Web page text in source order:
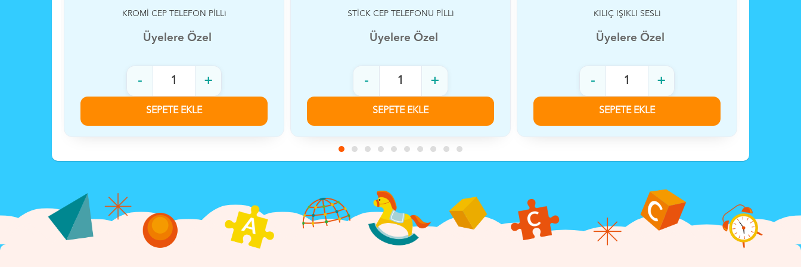
KROMİ CEP TELEFON PİLLİ
Üyelere Özel
- +
SEPETE EKLE
STİCK CEP TELEFONU PİLLİ
Üyelere Özel
- +
SEPETE EKLE
KILIÇ IŞIKLI SESLİ
Üyelere Özel
- +
SEPETE EKLE